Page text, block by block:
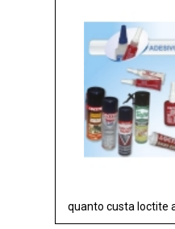
quanto custa loctite